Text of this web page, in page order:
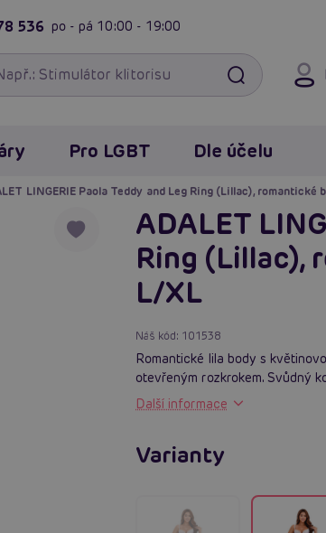
536 po - pá 10:00 - 19:00
Pro LGBT Dle účelu
LINGERIE Paola Teddy and Leg Ring (Lillac), romantické
ADALET
Ring (Lillac),
L/XL
Náš kód: 101538
Romantické lila body s
otevřeným rozkrokem. Svůdný
Další informace
Varianty